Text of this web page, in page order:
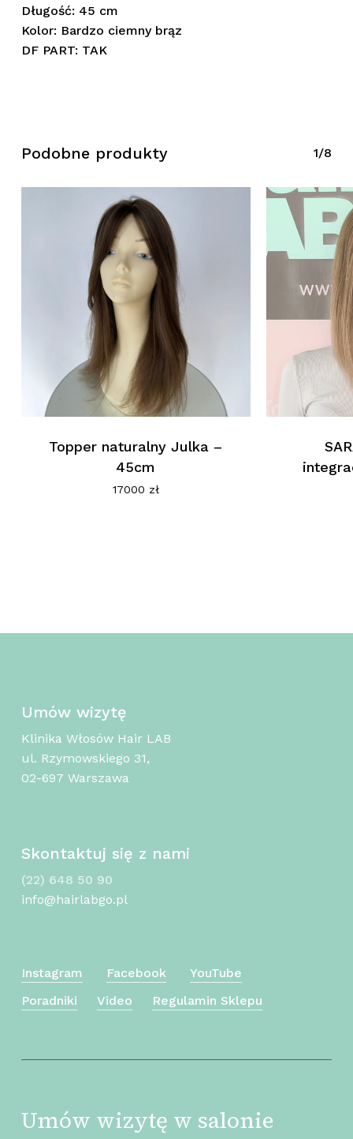
Długość: 45 cm
Kolor: Bardzo ciemny brąz
DF PART: TAK
Podobne produkty 1/8
Topper naturalny Julka –
45cm
17000 zł
Umów wizytę
Klinika Włosów Hair LAB
ul. Rzymowskiego 31,
02-697 Warszawa
Skontaktuj się z nami
(22) 648 50 90
info@hairlabgo.pl
Instagram Facebook
YouTube
Poradniki
Video Regulamin Sklepu
Umów wizytę w salonie